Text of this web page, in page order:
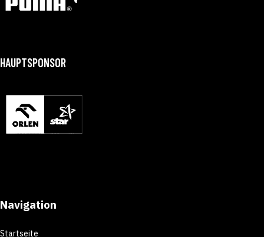
HAUPTSPONSOR
Navigation
Startseite